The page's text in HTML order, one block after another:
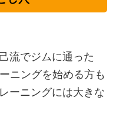
流でジムに通った
ニングを始める方も
ーニングには大きな